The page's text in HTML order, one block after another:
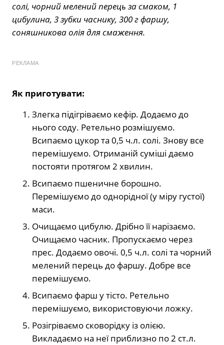
солі, чорний мелений перець за смаком, 1
цибулина, 3 зубки часнику, 300 г фаршу,
соняшникова олія для смаження.
РЕКЛАМА
Як приготувати:
Злегка підігріваємо кефір. Додаємо до
нього соду. Ретельно розмішуємо.
Всипаємо цукор та 0,5 ч.л. солі. Знову все
перемішуємо. Отриманій суміші даємо
постояти протягом 2 хвилин.
Всипаємо пшеничне борошно.
Перемішуємо до однорідної (у міру густої)
маси.
Очищаємо цибулю. Дрібно її нарізаємо.
Очищаємо часник. Пропускаємо через
прес. Додаємо овочі. 0,5 ч.л. солі та чорний
мелений перець до фаршу. Добре все
перемішуємо.
Всипаємо фарш у тісто. Ретельно
перемішуємо, використовуючи ложку.
Розігріваємо сковорідку із олією.
Викладаємо на неї приблизно по 2 ст.л.